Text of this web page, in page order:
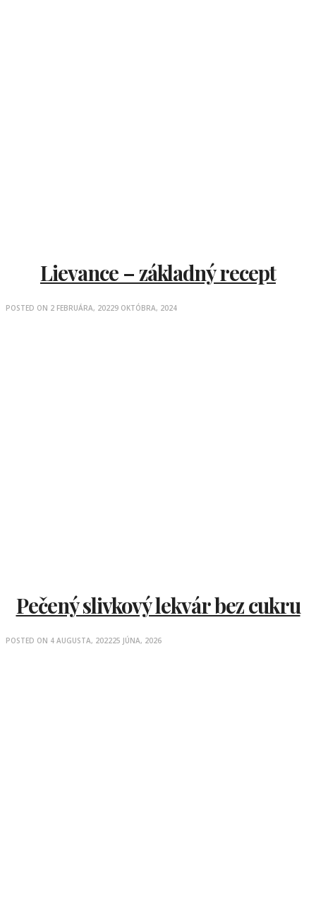
Lievance – základný recept
POSTED ON 2 FEBRUÁRA, 20229 OKTÓBRA, 2024
Pečený slivkový lekvár bez cukru
POSTED ON 4 AUGUSTA, 202225 JÚNA, 2026